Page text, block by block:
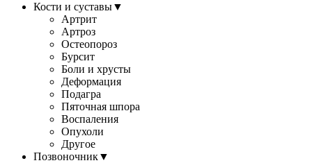
Кости и суставы▼
Артрит
Артроз
Остеопороз
Бурсит
Боли и хрусты
Деформация
Подагра
Пяточная шпора
Воспаления
Опухоли
Другое
Позвоночник▼